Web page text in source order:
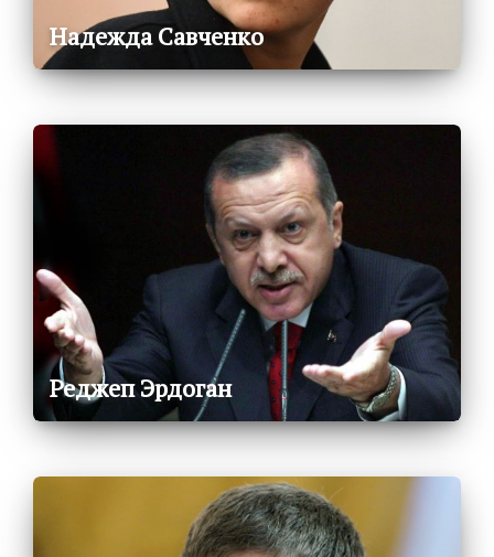
Надежда Савченко
Реджеп Эрдоган